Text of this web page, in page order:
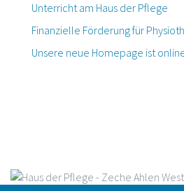
Unterricht am Haus der Pflege
Finanzielle Förderung für
Unsere neue Homepage ist